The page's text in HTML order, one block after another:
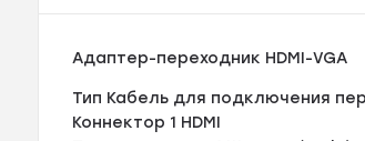
Адаптер-переходник HDMI-VGA
Тип Кабель для подключения
Коннектор 1 HDMI